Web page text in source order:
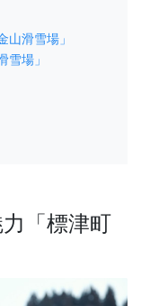
滑雪場」
場」
「標津町